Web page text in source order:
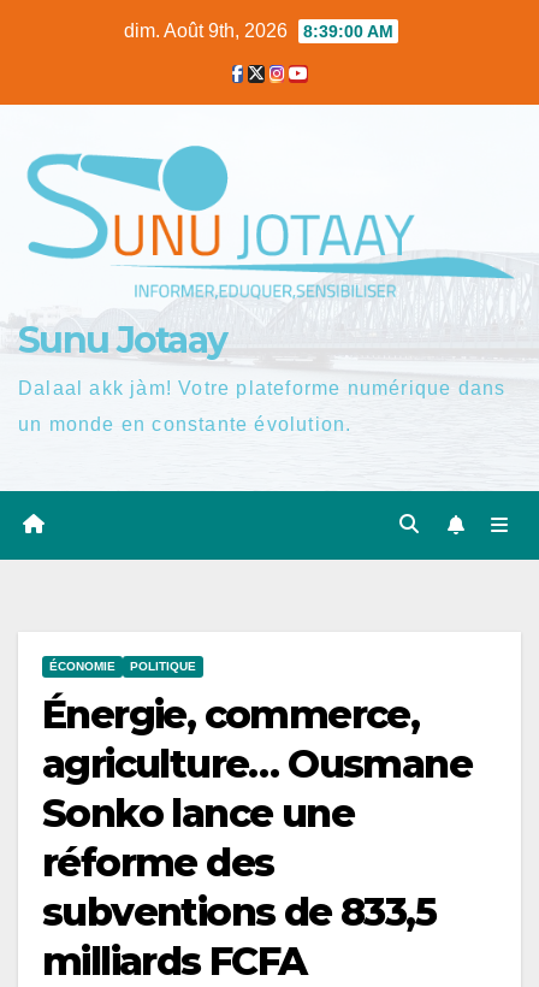
dim. Août 9th, 2026 8:39:01 AM
Sunu Jotaay
Dalaal akk jàm! Votre plateforme numérique dans
un monde en constante évolution.
ÉCONOMIE POLITIQUE
Énergie, commerce,
agriculture… Ousmane
Sonko lance une
réforme des
subventions de 833,5
milliards FCFA